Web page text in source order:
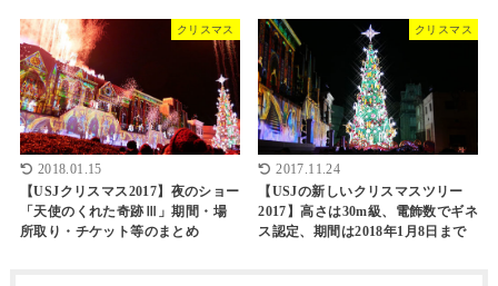
クリスマス
2018.01.15
【USJクリスマス2017】夜のショー
「天使のくれた奇跡Ⅲ」期間・場
所取り・チケット等のまとめ
クリスマス
2017.11.24
【USJの新しいクリスマスツリー
2017】高さは30m級、電飾数でギネ
ス認定、期間は2018年1月8日まで